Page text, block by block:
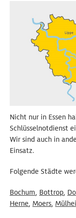
Nicht nur in Essen
Schlüsselnotdienst
Wir sind auch in
Einsatz.
Folgende Städte
Bochum Bottrop
Herne Moers